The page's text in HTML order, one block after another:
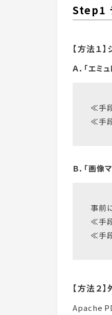
Step1
【方法１
Ａ．｢エミ
≪手
≪手
Ｂ．｢画像
事前
≪手
≪手
【方法２】
Apache